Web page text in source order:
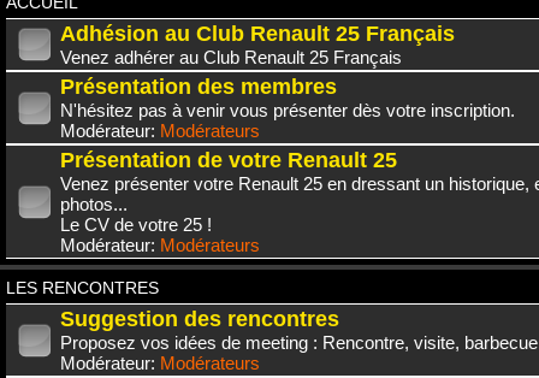
Adhésion au Club Renault 25 Français
Venez adhérer au Club Renault 25 Français
Présentation des membres
N'hésitez pas à venir vous présenter dès votre inscription.
Modérateur: Modérateurs
Présentation de votre Renault 25
Venez présenter votre Renault 25 en dressant un historique,
photos...
Le CV de votre 25 !
Modérateur: Modérateurs
LES RENCONTRES
Suggestion des rencontres
Proposez vos idées de meeting : Rencontre, visite,
Modérateur: Modérateurs